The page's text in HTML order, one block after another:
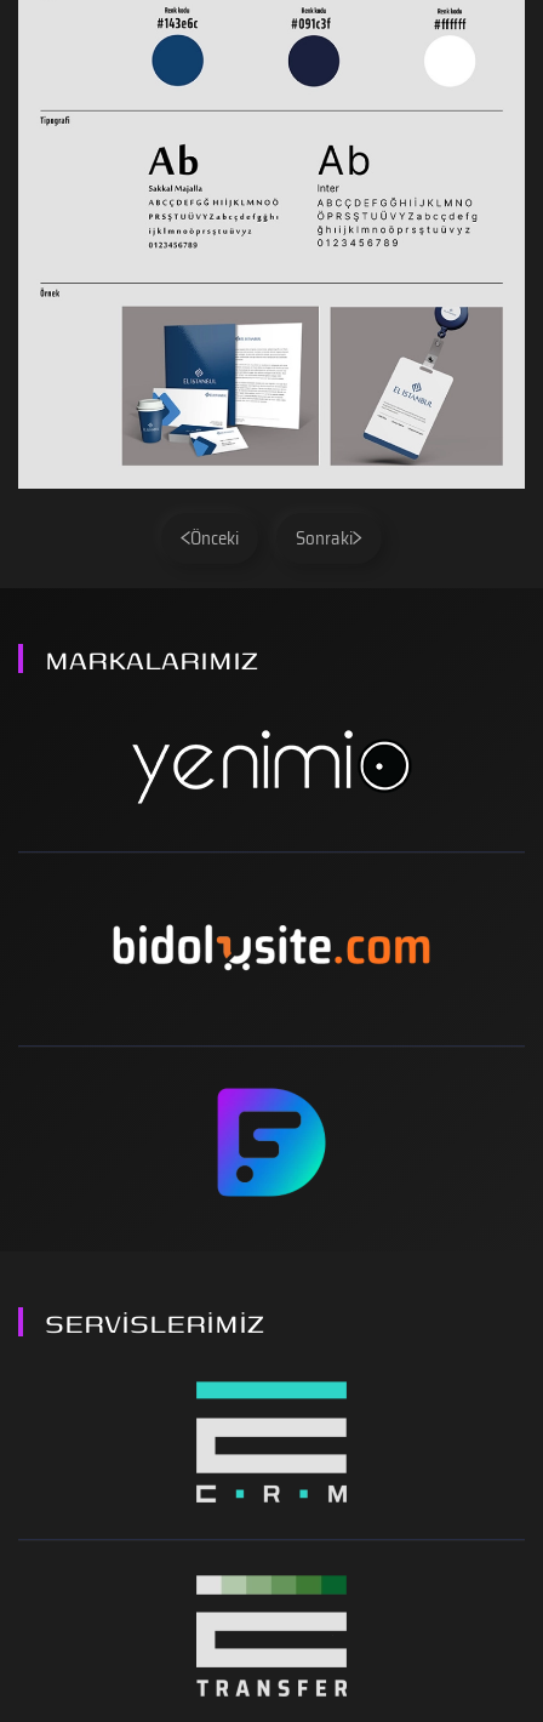
Önceki Sonraki
MARKALARIMIZ
SERVİSLERİMİZ